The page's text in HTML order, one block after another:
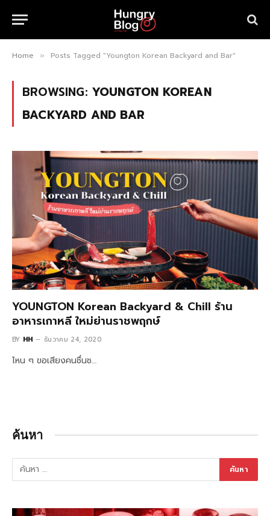
Home » Posts Tagged "Youngton Korean Backyard and Bar"
BROWSING: YOUNGTON KOREAN
BACKYARD AND BAR
YOUNGTON Korean Backyard & Chill ร้าน
อาหารเกาหลี ใหม่ย่านราชพฤกษ์
BY HH ธันวาคม 24, 2020
ไหน ๆ ขอเสียงคนชื่นช…
ค้นหา